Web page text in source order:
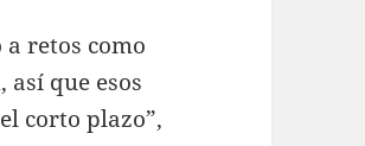
retos como
que esos
corto plazo”,